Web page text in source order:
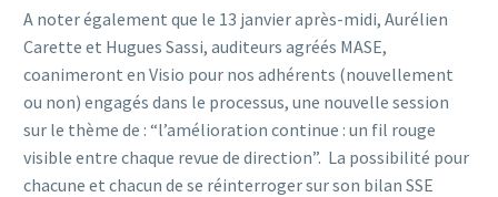
A noter également que le 13 janvier après-midi, Aurélien
Carette et Hugues Sassi, auditeurs agréés MASE,
coanimeront en Visio pour nos adhérents (nouvellement
ou non) engagés dans le processus, une nouvelle session
sur le thème de : “l’amélioration continue : un fil rouge
visible entre chaque revue de direction”. La possibilité pour
chacune et chacun de se réinterroger sur son bilan SSE